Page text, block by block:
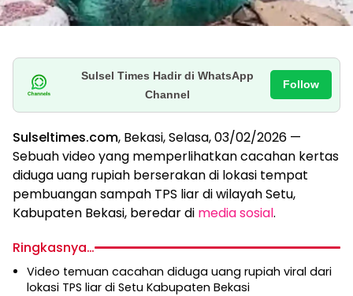
Sulsel Times Hadir di WhatsApp
Channel
Follow
Sulseltimes.com, Bekasi, Selasa, 03/02/2026 —
Sebuah video yang memperlihatkan cacahan kertas
diduga uang rupiah berserakan di lokasi tempat
pembuangan sampah TPS liar di wilayah Setu,
Kabupaten Bekasi, beredar di media sosial.
Ringkasnya…
Video temuan cacahan diduga uang rupiah viral dari
lokasi TPS liar di Setu Kabupaten Bekasi